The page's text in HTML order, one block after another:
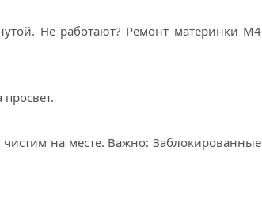
Не работают? Ремонт материнки M4
на месте. Важно: Заблокированные